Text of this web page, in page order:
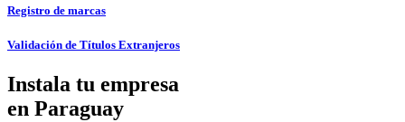
Registro de marcas
Validación de Títulos Extranjeros
Instala tu empresa
en Paraguay